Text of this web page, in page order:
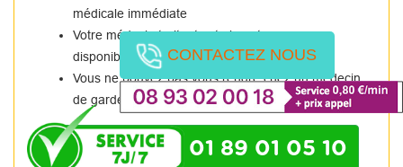
CONTACTEZ NOUS
médicale immédiate
Votre médecin traitant est absent ou non
disponible.
Vous ne pouvez pas vous rendre chez un médecin
de garde.
01 89 01 05 10